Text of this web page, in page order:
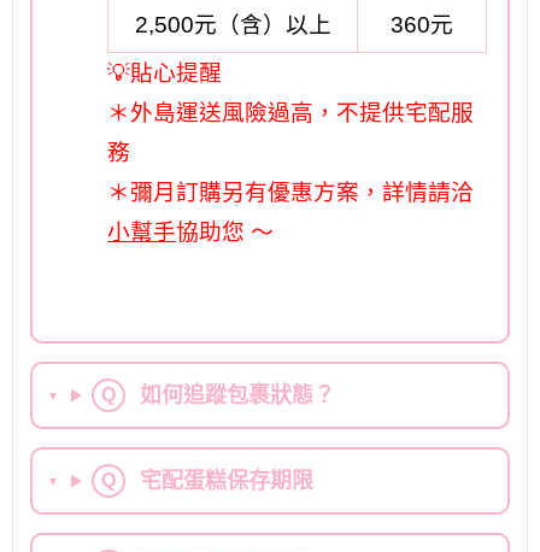
2,500元（含）以上
360元
💡貼心提醒
＊外島運送風險過高，不提供宅配服
務
＊彌月訂購另有優惠方案，詳情請洽
小幫手協助您 ～
▼ Q 如何追蹤包裹狀態？
▼ Q 宅配蛋糕保存期限